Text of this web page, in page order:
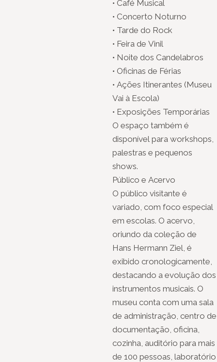
• Café Musical
• Concerto Noturno
• Tarde do Rock
• Feira de Vinil
• Noite dos Candelabros
• Oficinas de Férias
• Ações Itinerantes (Museu
Vai à Escola)
• Exposições Temporárias
O espaço também é
disponível para workshops,
palestras e pequenos
shows.
Público e Acervo
O público visitante é
variado, com foco especial
em escolas. O acervo,
oriundo da coleção de
Hans Hermann Ziel, é
exibido cronologicamente,
destacando a evolução dos
instrumentos musicais. O
museu conta com uma sala
de administração, centro de
documentação, oficina,
cozinha, auditório para mais
de 100 pessoas, laboratório